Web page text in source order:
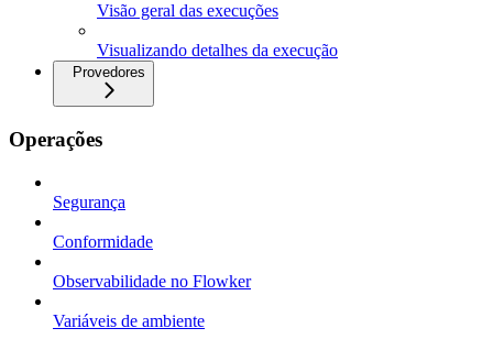
Visão geral das execuções
Visualizando detalhes da execução
Provedores
Operações
Segurança
Conformidade
Observabilidade no Flowker
Variáveis de ambiente